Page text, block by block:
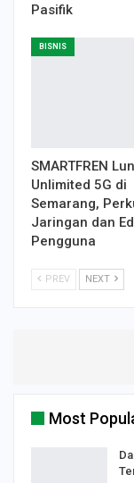
Pasifik
BISNIS
SMARTFREN
Unlimited 5G di
Semarang,
Jaringan dan
Pengguna
PREV NEXT
Most